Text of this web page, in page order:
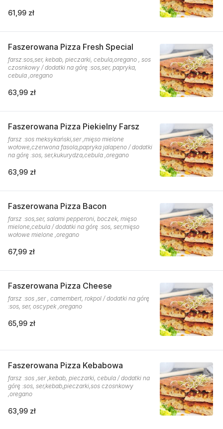
61,99 zł
Faszerowana Pizza Fresh Special
farsz:sos,ser, kebab, pieczarki, cebula,oregano , sos
czosnkowy / dodatki na górę :sos,ser, papryka,
cebula ,oregano
63,99 zł
Faszerowana Pizza Piekielny Farsz
farsz :sos meksykański,ser ,mięso mielone
wołowe,czerwona fasola,papryka jalapeno / dodatki
na górę :sos, ser,kukurydza,cebula ,oregano
63,99 zł
Faszerowana Pizza Bacon
farsz :sos,ser, salami pepperoni, boczek, mięso
mielone,cebula / dodatki na górę :sos, ser,mięso
wołowe mielone ,oregano
67,99 zł
Faszerowana Pizza Cheese
farsz :sos ,ser , camembert, rokpol / dodatki na górę
:sos, ser, oscypek ,oregano
65,99 zł
Faszerowana Pizza Kebabowa
farsz :sos ,ser ,kebab, pieczarki, cebula / dodatki na
górę :sos, ser,kebab,pieczarki,sos czosnkowy
,oregano
63,99 zł